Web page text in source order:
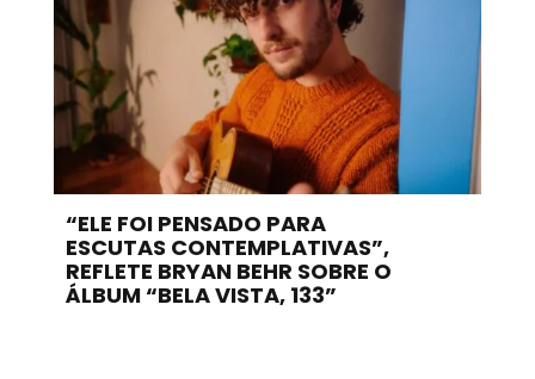
“ELE FOI PENSADO PARA
ESCUTAS CONTEMPLATIVAS”,
REFLETE BRYAN BEHR SOBRE O
ÁLBUM “BELA VISTA, 133”